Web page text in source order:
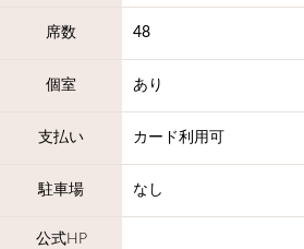
席数 48
個室 あり
支払い カード利用可
駐車場 なし
公式HP